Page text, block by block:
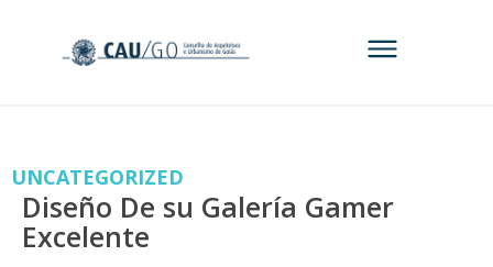
UNCATEGORIZED
Diseño De su Galería Gamer
Excelente